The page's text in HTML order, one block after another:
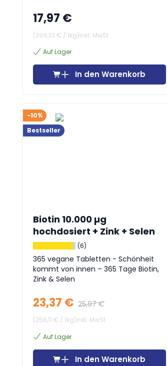
17,97 €
(399,33 € / 1kg)inkl. MwSt
Auf Lager
In den Warenkorb
-10%
Bestseller
Biotin 10.000 µg
hochdosiert + Zink + Selen
(6)
365 vegane Tabletten - Schönheit
kommt von innen – 365 Tage Biotin,
Zink & Selen
23,37 € 25,97 €
(256,11 € / 1kg)inkl. MwSt
Auf Lager
In den Warenkorb